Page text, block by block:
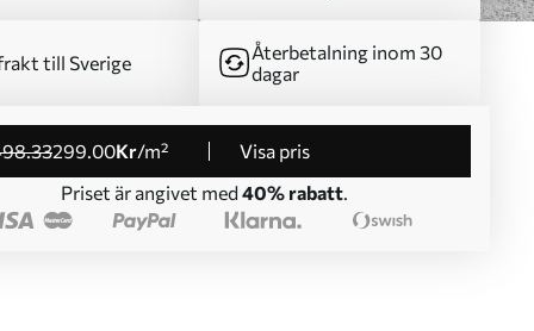
till Sverige
Återbetalning inom 30
dagar
.33299.00Kr/m²
Visa pris
Priset är angivet med 40% rabatt.